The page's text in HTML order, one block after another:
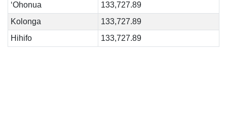
‘Ohonua
133,727.89
Kolonga
133,727.89
Hihifo
133,727.89